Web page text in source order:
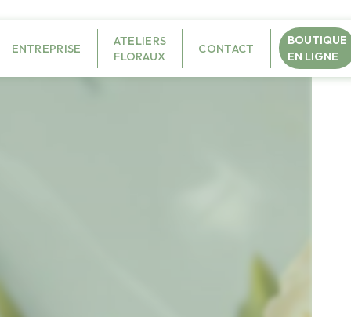
ENTREPRISE
ATELIERS
FLORAUX
CONTACT
BOUTIQUE
EN LIGNE